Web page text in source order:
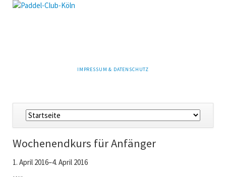
NAVIGATION
IMPRESSUM & DATENSCHUTZ
Navigation
überspringen
Wochenendkurs für Anfänger
1. April 2016–4. April 2016